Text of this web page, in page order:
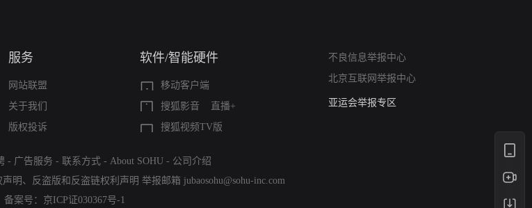
服务
网站联盟
关于我们
版权投诉
软件/智能硬件
移动客户端
搜狐影音
直播+
搜狐视频TV版
不良信息举报中心
北京互联网举报中心
算法推荐专项举报
亚运会举报专区
- 广告服务 - 联系方式 - About SOHU - 公司介绍
声明 、 反盗版和反盗链权利声明 举报邮箱 jubaosohu@sohu-inc.com
备案号： 京ICP证030367号-1